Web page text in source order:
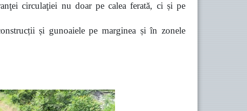
circulaţiei nu doar pe calea ferată, ci și pe
și gunoaiele pe marginea și în zonele